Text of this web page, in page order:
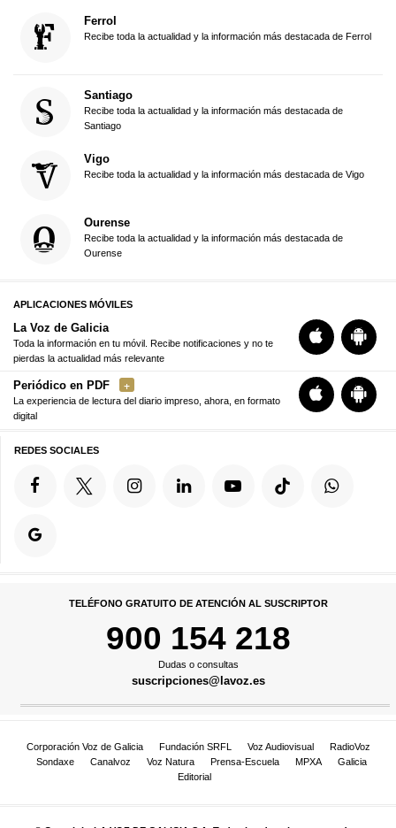
Ferrol
Recibe toda la actualidad y la información más destacada de Ferrol
Santiago
Recibe toda la actualidad y la información más destacada de
Santiago
Vigo
Recibe toda la actualidad y la información más destacada de Vigo
Ourense
Recibe toda la actualidad y la información más destacada de
Ourense
APLICACIONES MÓVILES
La Voz de Galicia
Toda la información en tu móvil. Recibe notificaciones y no te
pierdas la actualidad más relevante
Periódico en PDF
La experiencia de lectura del diario impreso, ahora, en formato
digital
REDES SOCIALES
TELÉFONO GRATUITO DE ATENCIÓN AL SUSCRIPTOR
900 154 218
Dudas o consultas
suscripciones@lavoz.es
Corporación Voz de Galicia Fundación SRFL Voz Audiovisual
RadioVoz
Sondaxe
Canalvoz Voz Natura Prensa-Escuela MPXA
Galicia
Editorial